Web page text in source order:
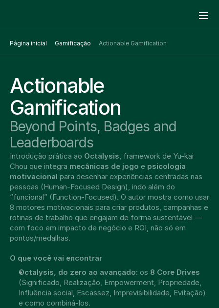
Página inicial Gamificação Actionable Gamification
Actionable
Gamification
Beyond Points, Badges and
Leaderboards
Introdução prática ao Octalysis, framework de Yu-kai
Chou que integra mecânicas de jogo e psicologia
motivacional para desenhar experiências centradas nas
pessoas (Human-Focused Design), indo além do
“funcional” (Function-Focused). O autor mostra como usar
8 motores motivacionais para criar produtos, campanhas e
rotinas de trabalho que engajam de forma sustentável —
com foco em impacto de negócio e ROI, não só em
pontos/medalhas.
O que você vai encontrar
Octalysis, do zero ao avançado: os 8 Core Drives
(Significado, Realização, Empowerment, Propriedade,
Influência social, Escassez, Imprevisibilidade, Evitação)
e como combiná-los.